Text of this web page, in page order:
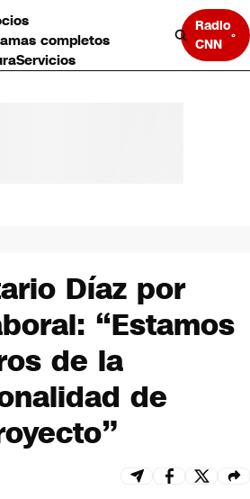
completos
Servicios
Radio
CNN
Díaz por
“Estamos
de la
de